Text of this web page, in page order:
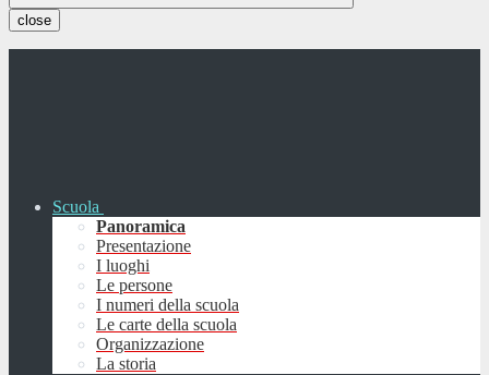
close
Scuola
Panoramica
Presentazione
I luoghi
Le persone
I numeri della scuola
Le carte della scuola
Organizzazione
La storia